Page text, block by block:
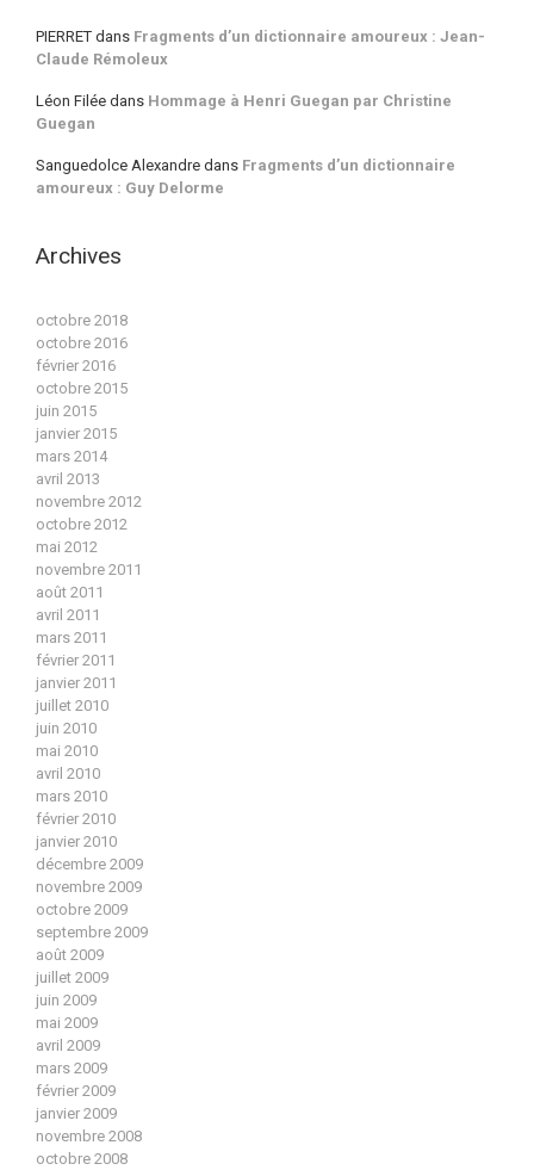
PIERRET dans Fragments d’un dictionnaire amoureux : Jean-
Claude Rémoleux
Léon Filée dans Hommage à Henri Guegan par Christine
Guegan
Sanguedolce Alexandre dans Fragments d’un dictionnaire
amoureux : Guy Delorme
Archives
octobre 2018
octobre 2016
février 2016
octobre 2015
juin 2015
janvier 2015
mars 2014
avril 2013
novembre 2012
octobre 2012
mai 2012
novembre 2011
août 2011
avril 2011
mars 2011
février 2011
janvier 2011
juillet 2010
juin 2010
mai 2010
avril 2010
mars 2010
février 2010
janvier 2010
décembre 2009
novembre 2009
octobre 2009
septembre 2009
août 2009
juillet 2009
juin 2009
mai 2009
avril 2009
mars 2009
février 2009
janvier 2009
novembre 2008
octobre 2008